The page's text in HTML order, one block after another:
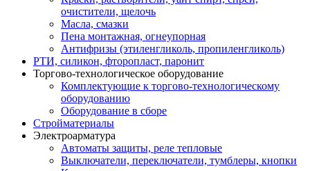
очистители, щелочь
Масла, смазки
Пена монтажная, огнеупорная
Антифризы (этиленгликоль, пропиленгликоль)
РТИ, силикон, фторопласт, паронит
Торгово-технологическое оборудование
Комплектующие к торгово-технологическому
оборудованию
Оборудование в сборе
Стройматериалы
Электроарматура
Автоматы защиты, реле тепловые
Выключатели, переключатели, тумблеры, кнопки